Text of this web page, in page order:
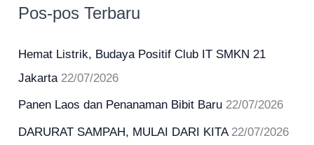
t
u
k
Pos-pos Terbaru
Hemat Listrik, Budaya Positif Club IT SMKN 21
Jakarta 22/07/2026
Panen Laos dan Penanaman Bibit Baru 22/07/2026
DARURAT SAMPAH, MULAI DARI KITA 22/07/2026